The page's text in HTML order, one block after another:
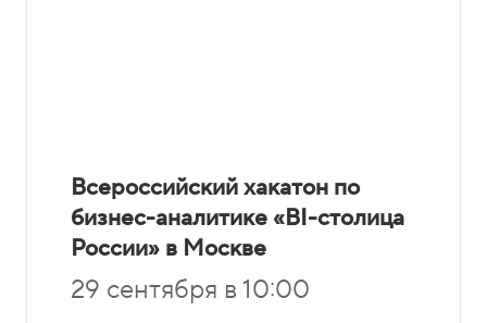
Всероссийский хакатон по
бизнес-аналитике «BI-столица
России» в Москве
29 сентября в 10:00